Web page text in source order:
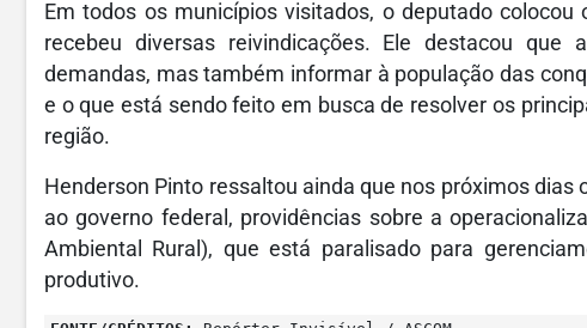
Em todos os municípios visitados, o deputado
recebeu diversas reivindicações. Ele destacou
demandas, mas também informar à população das
e o que está sendo feito em busca de resolver os
região.
Henderson Pinto ressaltou ainda que nos próximos
ao governo federal, providências sobre a
Ambiental Rural), que está paralisado para
produtivo.